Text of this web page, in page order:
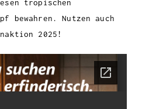
tropischen
bewahren. Nutzen auch
2025!